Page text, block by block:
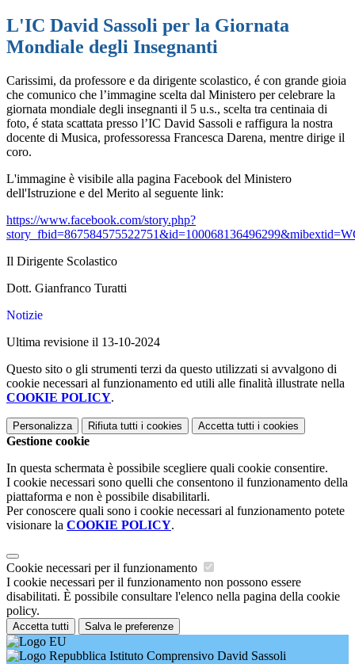
L'IC David Sassoli per la Giornata
Mondiale degli Insegnanti
Carissimi, da professore e da dirigente scolastico, é con grande gioia
che comunico che l’immagine scelta dal Ministero per celebrare la
giornata mondiale degli insegnanti il 5 u.s., scelta tra centinaia di
foto, é stata scattata presso l’IC David Sassoli e raffigura la nostra
docente di Musica, professoressa Francesca Darena, mentre dirige il
coro.
L'immagine è visibile alla pagina Facebook del Ministero
dell'Istruzione e del Merito al seguente link:
https://www.facebook.com/story.php?
Il Dirigente Scolastico
Dott. Gianfranco Turatti
Notizie
Ultima revisione il 13-10-2024
Questo sito o gli strumenti terzi da questo utilizzati si avvalgono di
cookie necessari al funzionamento ed utili alle finalità illustrate nella
COOKIE POLICY.
Personalizza Rifiuta tutti i cookies Accetta tutti i cookies
Gestione cookie
In questa schermata è possibile scegliere quali cookie consentire.
I cookie necessari sono quelli che consentono il funzionamento della
piattaforma e non è possibile disabilitarli.
Per conoscere quali sono i cookie necessari al funzionamento potete
visionare la COOKIE POLICY.
Cookie necessari per il funzionamento
I cookie necessari per il funzionamento non possono essere
disabilitati. È possibile consultare l'elenco nella pagina della cookie
policy.
Accetta tutti Salva le preferenze
Istituto Comprensivo David Sassoli